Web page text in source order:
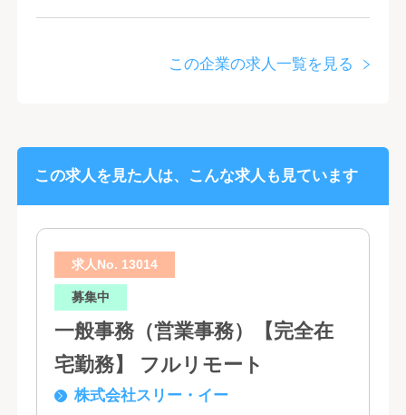
この企業の求人一覧を見る
この求人を見た人は、こんな求人も見ています
求人No. 13014
募集中
一般事務（営業事務）【完全在
宅勤務】 フルリモート
株式会社スリー・イー